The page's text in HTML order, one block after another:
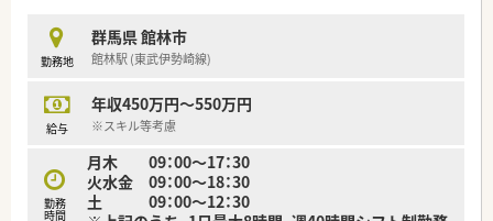
【求人情報について】
■想定年収は487万円から660万円と幅広く設定されており、こ
す。
■自宅から90分圏内での配属となる「自宅通勤コース」が選べる
す。
■昇給は年1回、賞与は年2回の支給があり、各種手当や住宅補助
などの福利厚生も充実しているため将来設計が立てやすいで
勤務地
群馬県 館林市
館林駅 (東武伊勢崎線)
給与
年収450万円～550万円
※スキル等考慮
勤務
時間
月木 09：00～17：30
火水金 09：00～18：30
土 09：00～12：30